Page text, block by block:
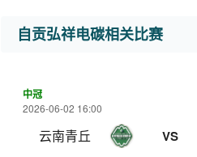
自贡弘祥电碳相关比赛
中冠
2026-06-02 16:00
云南青丘 VS